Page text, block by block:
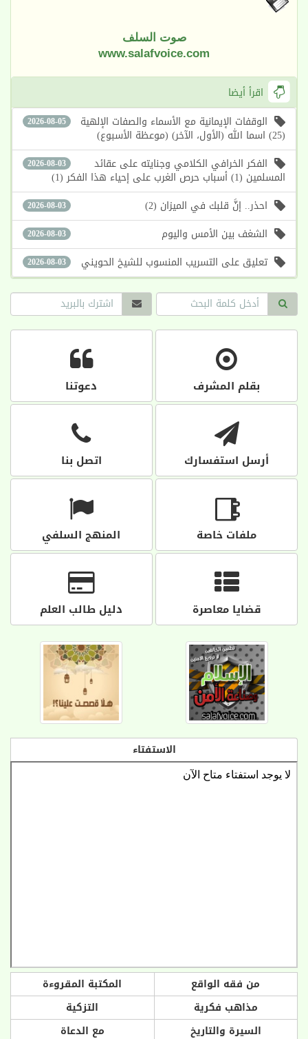
صوت السلف
www.salafvoice.com
اقرأ أيضا
2026-08-05 الوقفات الإيمانية مع الأسماء والصفات الإلهية
(25) اسما الله (الأول، الآخر) (موعظة الأسبوع)
2026-08-03 الفكر الخرافي الكلامي وجنايته على عقائد
المسلمين (1) أسباب حرص الغرب على إحياء هذا الفكر (1)
2026-08-03 احذر.. إنَّ قلبك في الميزان (2)
2026-08-03 الشغف بين الأمس واليوم
2026-08-03 تعليق على التسريب المنسوب للشيخ الحويني
بقلم المشرف دعوتنا
أرسل استفسارك اتصل بنا
ملفات خاصة المنهج السلفي
قضايا معاصرة دليل طالب العلم
الاستفتاء
من فقه الواقع
المكتبة المقروءة
مذاهب فكرية
التزكية
السيرة والتاريخ
مع الدعاة